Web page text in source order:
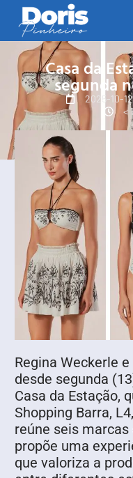
Casa da
segunda
2025-10-12
<
Regina Weckerle
desde segunda
Casa da Estação,
Shopping Barra,
reúne seis
propõe uma
que valoriza a